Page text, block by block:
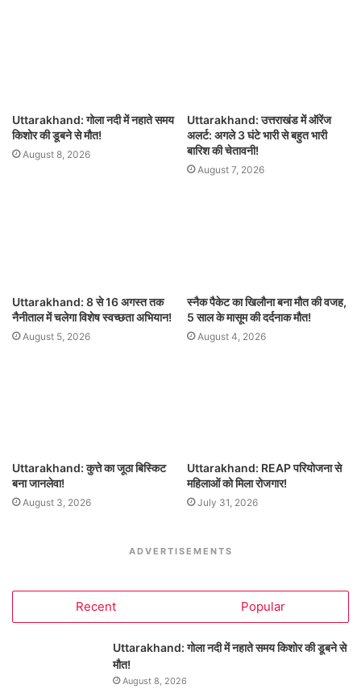
Uttarakhand: गोला नदी में नहाते समय
किशोर की डूबने से मौत!
August 8, 2026
Uttarakhand: उत्तराखंड में ऑरेंज
अलर्ट: अगले 3 घंटे भारी से बहुत भारी
बारिश की चेतावनी!
August 7, 2026
Uttarakhand: 8 से 16 अगस्त तक
नैनीताल में चलेगा विशेष स्वच्छता अभियान!
August 5, 2026
स्नैक पैकेट का खिलौना बना मौत की वजह,
5 साल के मासूम की दर्दनाक मौत!
August 4, 2026
Uttarakhand: कुत्ते का जूठा बिस्किट
बना जानलेवा!
August 3, 2026
Uttarakhand: REAP परियोजना से
महिलाओं को मिला रोजगार!
July 31, 2026
ADVERTISEMENTS
Recent Popular
Uttarakhand: गोला नदी में नहाते समय किशोर की डूबने से
मौत!
August 8, 2026